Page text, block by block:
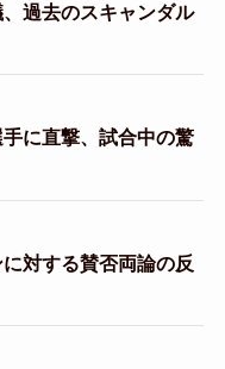
過去のスキャンダル
に直撃、試合中の驚
対する賛否両論の反